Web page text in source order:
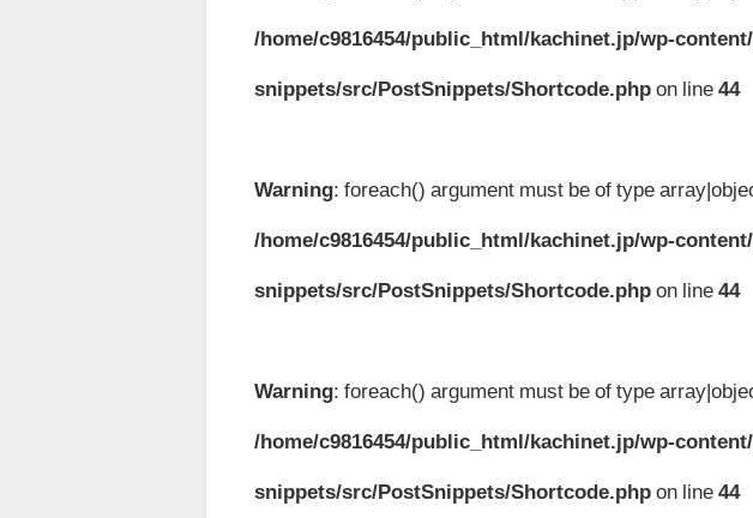
/home/c9816454/public_html/kachinet.jp/wp-
snippets/src/PostSnippets/Shortcode.php on line44
Warning: foreach() argument must be of type
/home/c9816454/public_html/kachinet.jp/wp-
snippets/src/PostSnippets/Shortcode.php on line44
Warning: foreach() argument must be of type
/home/c9816454/public_html/kachinet.jp/wp-
snippets/src/PostSnippets/Shortcode.php on line44